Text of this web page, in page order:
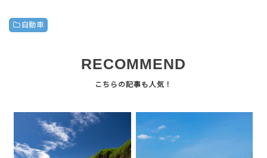
自動車
RECOMMEND